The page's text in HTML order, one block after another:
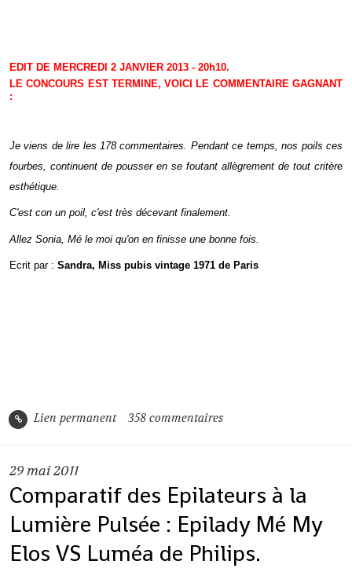
EDIT DE MERCREDI 2 JANVIER 2013 - 20h10.
LE CONCOURS EST TERMINE, VOICI LE COMMENTAIRE GAGNANT
:
Je viens de lire les 178 commentaires. Pendant ce temps, nos poils ces
fourbes, continuent de pousser en se foutant allègrement de tout critère
esthétique.
C'est con un poil, c'est très décevant finalement.
Allez Sonia, Mé le moi qu'on en finisse une bonne fois.
Ecrit par : Sandra, Miss pubis vintage 1971 de Paris
Lien permanent 358 commentaires
29mai 2011
Comparatif des Epilateurs à la
Lumière Pulsée : Epilady Mé My
Elos VS Luméa de Philips.